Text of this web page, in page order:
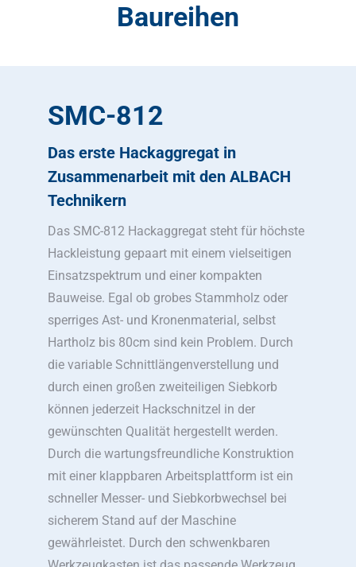
Baureihen
SMC-812
Das erste Hackaggregat in
Zusammenarbeit mit den ALBACH
Technikern
Das SMC-812 Hackaggregat steht für höchste
Hackleistung gepaart mit einem vielseitigen
Einsatzspektrum und einer kompakten
Bauweise. Egal ob grobes Stammholz oder
sperriges Ast- und Kronenmaterial, selbst
Hartholz bis 80cm sind kein Problem. Durch
die variable Schnittlängenverstellung und
durch einen großen zweiteiligen Siebkorb
können jederzeit Hackschnitzel in der
gewünschten Qualität hergestellt werden.
Durch die wartungsfreundliche Konstruktion
mit einer klappbaren Arbeitsplattform ist ein
schneller Messer- und Siebkorbwechsel bei
sicherem Stand auf der Maschine
gewährleistet. Durch den schwenkbaren